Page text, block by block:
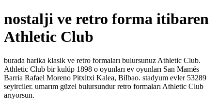
nostalji ve retro forma itibaren
Athletic Club
burada harika klasik ve retro formaları bulursunuz Athletic Club.
Athletic Club bir kulüp 1898 o oyunları ev oyunları San Mamés
Barria Rafael Moreno Pitxitxi Kalea, Bilbao. stadyum evler 53289
seyirciler. umarım güzel bulursundur retro formaları Athletic Club
arıyorsun.